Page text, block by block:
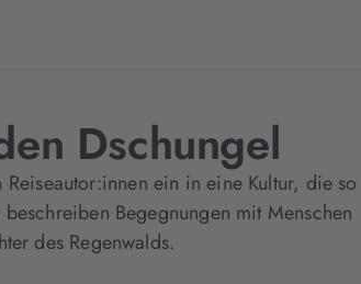
Dschungel
ein in eine Kultur, die so
Begegnungen mit Menschen
des Regenwalds.